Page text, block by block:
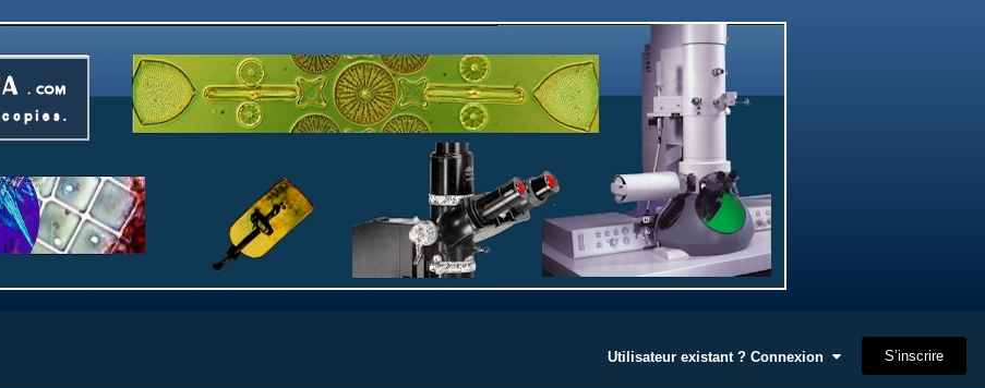
Utilisateur existant ? Connexion S’inscrire